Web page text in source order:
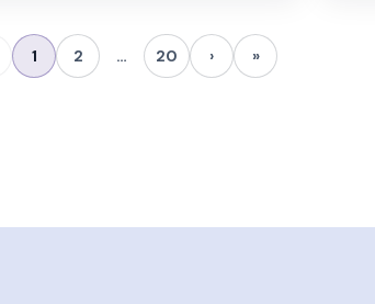
1 2 … 20 › »